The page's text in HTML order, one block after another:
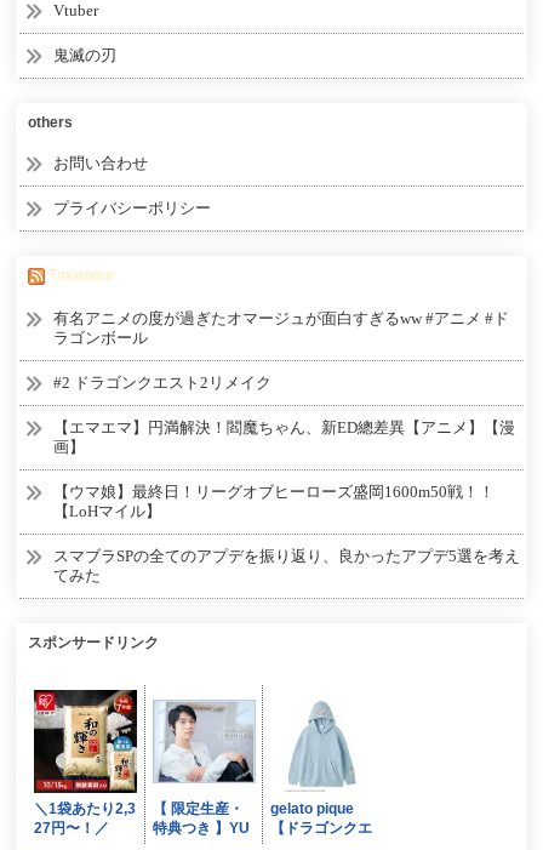
Vtuber
鬼滅の刃
others
お問い合わせ
プライバシーポリシー
Tmatome
有名アニメの度が過ぎたオマージュが面白すぎるww #アニメ #ド
ラゴンボール
#2 ドラゴンクエスト2リメイク
【エマエマ】円満解決！閻魔ちゃん、新ED總差異【アニメ】【漫
画】
【ウマ娘】最終日！リーグオブヒーローズ盛岡1600m50戦！！
【LoHマイル】
スマブラSPの全てのアプデを振り返り、良かったアプデ5選を考え
てみた
スポンサードリンク